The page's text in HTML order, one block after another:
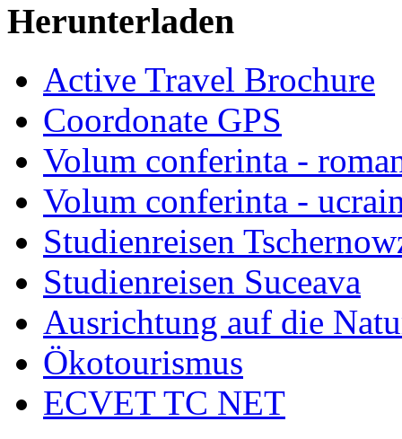
Herunterladen
Active Travel Brochure
Coordonate GPS
Volum conferinta -
Volum conferinta -
Studienreisen
Studienreisen Suceava
Ausrichtung auf die
Ökotourismus
ECVET TC NET